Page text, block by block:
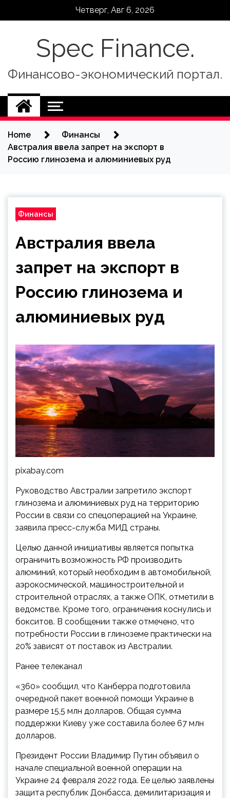
Четверг, Авг 6, 2026
Spec Finance.
Финансово-экономический портал.
Home
Финансы
Австралия ввела запрет на экспорт в
Россию глинозема и алюминиевых руд
Финансы
Австралия ввела
запрет на экспорт в
Россию глинозема и
алюминиевых руд
pixabay.com
Руководство Австралии запретило экспорт
глинозема и алюминиевых руд на территорию
России в связи со спецоперацией на Украине,
заявила пресс-служба МИД страны.
Целью данной инициативы является попытка
ограничить возможность РФ производить
алюминий, который необходим в автомобильной,
аэрокосмической, машиностроительной и
строительной отраслях, а также ОПК, отметили в
ведомстве. Кроме того, ограничения коснулись и
бокситов. В сообщении также отмечено, что
потребности России в глиноземе практически на
20% зависят от поставок из Австралии.
Ранее телеканал
«360» сообщил, что Канберра подготовила
очередной пакет военной помощи Украине в
размере 15,5 млн долларов. Общая сумма
поддержки Киеву уже составила более 67 млн
долларов.
Президент России Владимир Путин объявил о
начале специальной военной операции на
Украине 24 февраля 2022 года. Ее целью заявлены
защита республик Донбасса, демилитаризация и